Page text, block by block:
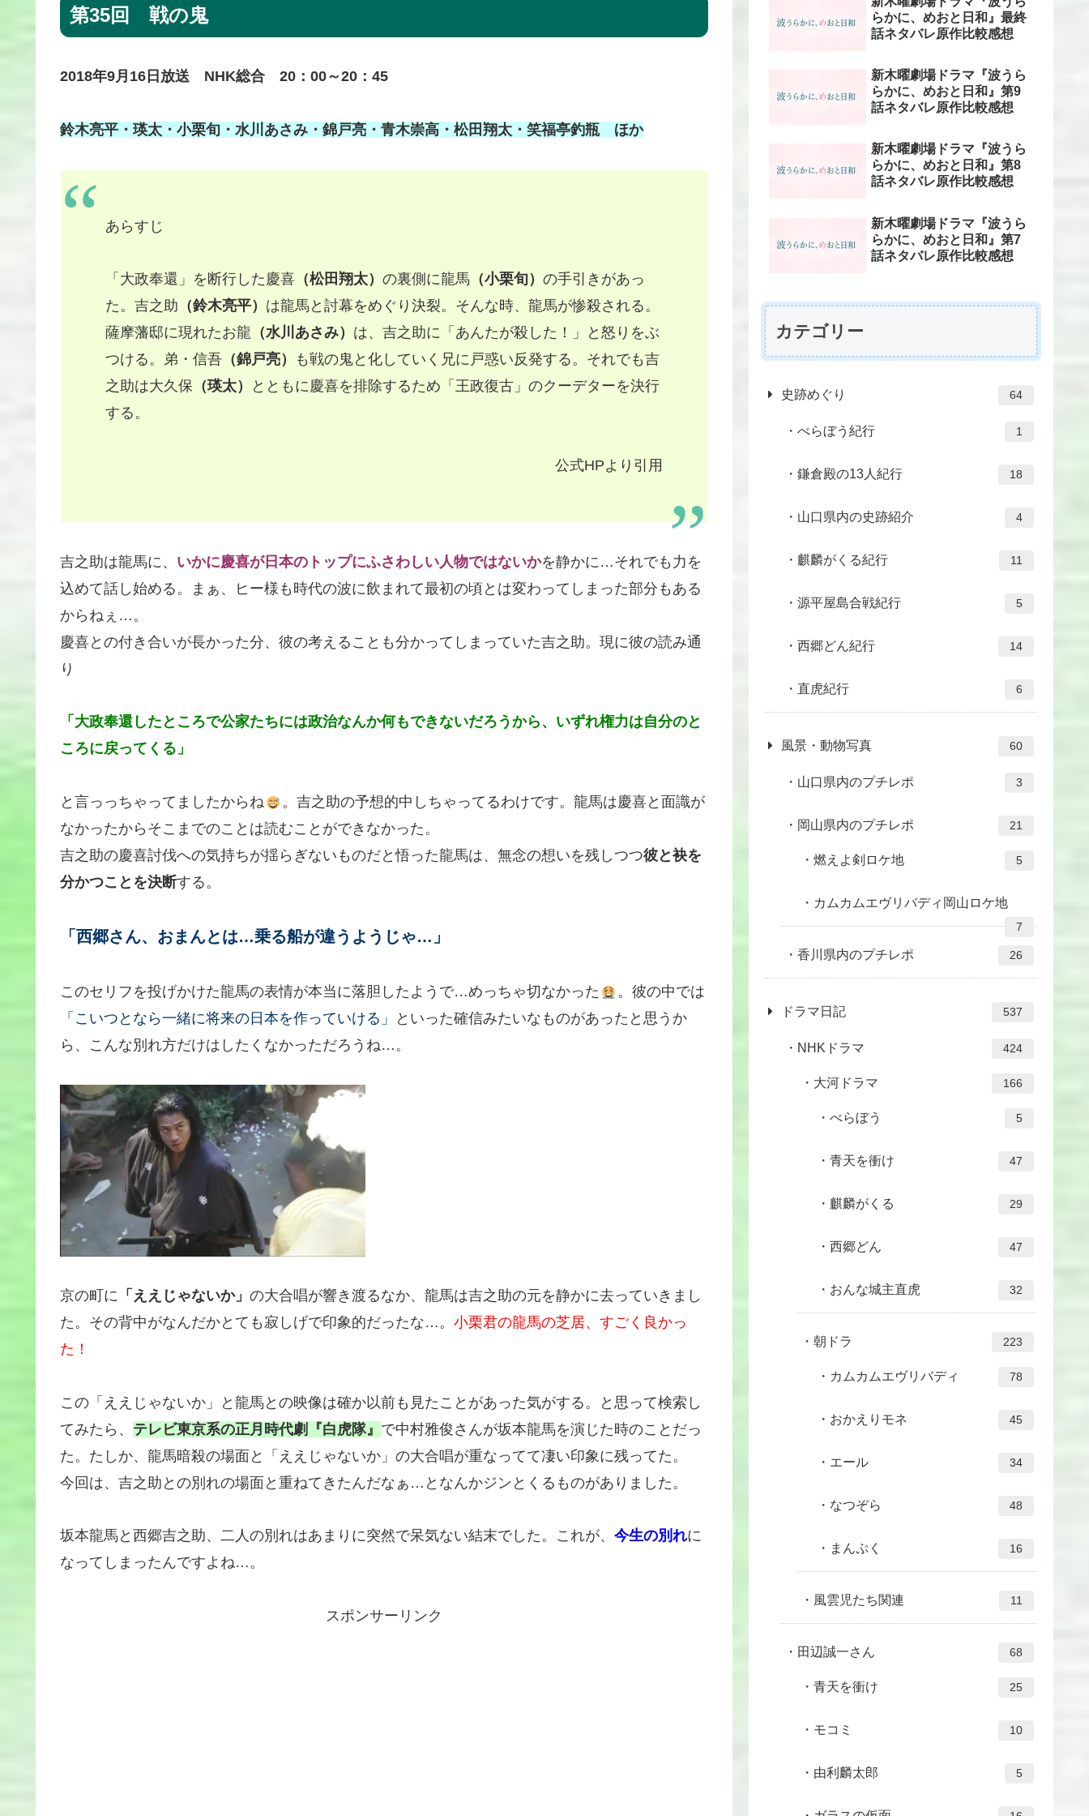
第35回 戦の鬼
2018年9月16日放送 NHK総合 20：00～20：45
鈴木亮平・瑛太・小栗旬・水川あさみ・錦戸亮・青木崇高・松田翔太・笑福亭釣瓶 ほか
あらすじ
「大政奉還」を断行した慶喜 （松田翔太） の裏側に龍馬 （小栗旬） の手引きがあっ
た。吉之助 （鈴木亮平） は龍馬と討幕をめぐり決裂。そんな時、龍馬が惨殺される。
薩摩藩邸に現れたお龍 （水川あさみ） は、吉之助に「あんたが殺した！」と怒りをぶ
つける。弟・信吾 （錦戸亮）
も戦の鬼と化していく兄に戸惑い反発する。それでも吉
之助は大久保 （瑛太）
とともに慶喜を排除するため「王政復古」のクーデターを決行
する。
公式HPより引用
吉之助は龍馬に、 いかに慶喜が日本のトップにふさわしい人物ではないかを静かに…それでも力を
込めて話し始める。まぁ、ヒー様も時代の波に飲まれて最初の頃とは変わってしまった部分もある
からねぇ…。
慶喜との付き合いが長かった分、彼の考えることも分かってしまっていた吉之助。現に彼の読み通
り
「大政奉還したところで公家たちには政治なんか何もできないだろうから、いずれ権力は自分のと
ころに戻ってくる」
と言っっちゃってましたからね
。吉之助の予想的中しちゃってるわけです。龍馬は慶喜と面識が
なかったからそこまでのことは読むことができなかった。
吉之助の慶喜討伐への気持ちが揺らぎないものだと悟った龍馬は、無念の想いを残しつつ彼と袂を
分かつことを決断する。
「西郷さん、おまんとは…乗る船が違うようじゃ…」
このセリフを投げかけた龍馬の表情が本当に落胆したようで…めっちゃ切なかった
。彼の中では
「こいつとなら一緒に将来の日本を作っていける」
といった確信みたいなものがあったと思うか
ら、こんな別れ方だけはしたくなかっただろうね…。
京の町に 「ええじゃないか」 の大合唱が響き渡るなか、龍馬は吉之助の元を静かに去っていきまし
た。その背中がなんだかとても寂しげで印象的だったな…。 小栗君の龍馬の芝居、すごく良かっ
た！
この「ええじゃないか」と龍馬との映像は確か以前も見たことがあった気がする。と思って検索し
てみたら、 テレビ東京系の正月時代劇『白虎隊』 で中村雅俊さんが坂本龍馬を演じた時のことだっ
た。たしか、龍馬暗殺の場面と「ええじゃないか」の大合唱が重なってて凄い印象に残ってた。
今回は、吉之助との別れの場面と重ねてきたんだなぁ…となんかジンとくるものがありました。
坂本龍馬と西郷吉之助、二人の別れはあまりに突然で呆気ない結末でした。これが、 今生の別れに
なってしまったんですよね…。
スポンサーリンク
らかに、めおと日和』最終
話ネタバレ原作比較感想
新木曜劇場ドラマ『波うら
らかに、めおと日和』第9
話ネタバレ原作比較感想
新木曜劇場ドラマ『波うら
らかに、めおと日和』第8
話ネタバレ原作比較感想
新木曜劇場ドラマ『波うら
らかに、めおと日和』第7
話ネタバレ原作比較感想
カテゴリー
史跡めぐり 64
べらぼう紀行 1
鎌倉殿の13人紀行 18
山口県内の史跡紹介 4
麒麟がくる紀行 11
源平屋島合戦紀行 5
西郷どん紀行 14
直虎紀行 6
風景・動物写真 60
山口県内のプチレポ 3
岡山県内のプチレポ 21
燃えよ剣ロケ地 5
カムカムエヴリバディ岡山ロケ地
7
香川県内のプチレポ 26
ドラマ日記 537
NHKドラマ 424
大河ドラマ 166
べらぼう 5
青天を衝け 47
麒麟がくる 29
西郷どん 47
おんな城主直虎 32
朝ドラ 223
カムカムエヴリバディ 78
おかえりモネ 45
エール 34
なつぞら 48
まんぷく 16
風雲児たち関連 11
田辺誠一さん 68
青天を衝け 25
モコミ 10
由利麟太郎 5